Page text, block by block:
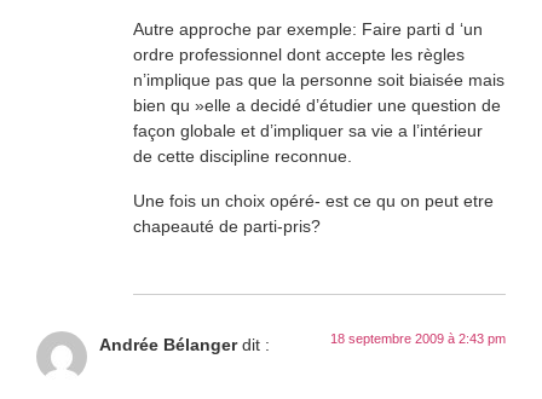
Autre approche par exemple: Faire parti d ‘un
ordre professionnel dont accepte les règles
n’implique pas que la personne soit biaisée mais
bien qu »elle a decidé d’étudier une question de
façon globale et d’impliquer sa vie a l’intérieur
de cette discipline reconnue.
Une fois un choix opéré- est ce qu on peut etre
chapeauté de parti-pris?
Andrée Bélanger dit : 18 septembre 2009 à 2:43 pm